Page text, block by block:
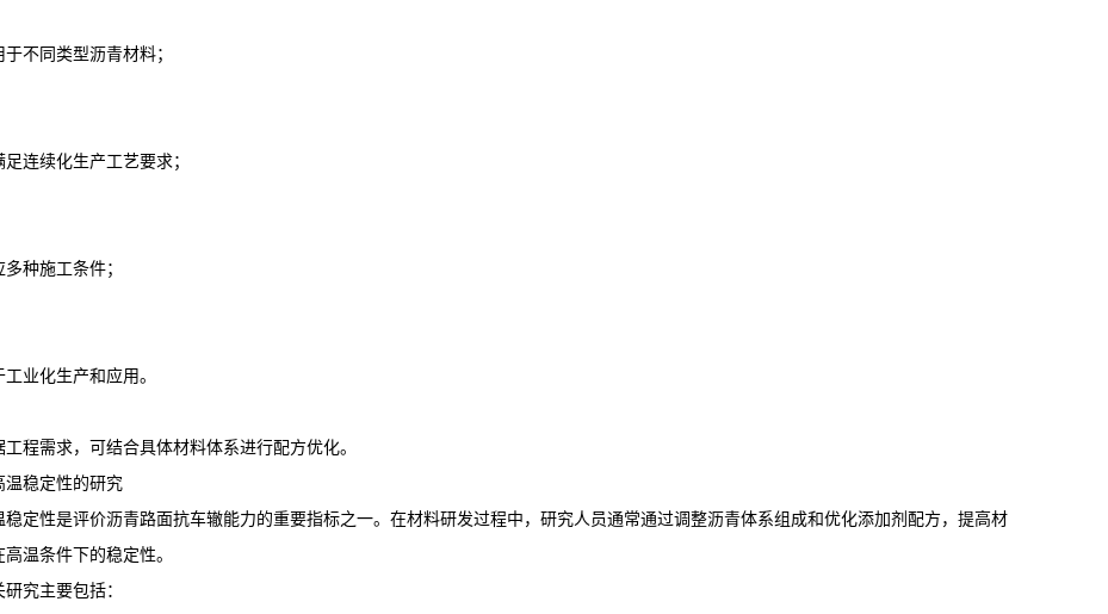
于不同类型沥青材料；
足连续化生产工艺要求；
多种施工条件；
工业化生产和应用。
工程需求，可结合具体材料体系进行配方优化。
温稳定性的研究
稳定性是评价沥青路面抗车辙能力的重要指标之一。在材料研发过程中，研究人员通常通过调整沥青体系组成和优化添加剂配方，提高材
高温条件下的稳定性。
研究主要包括：